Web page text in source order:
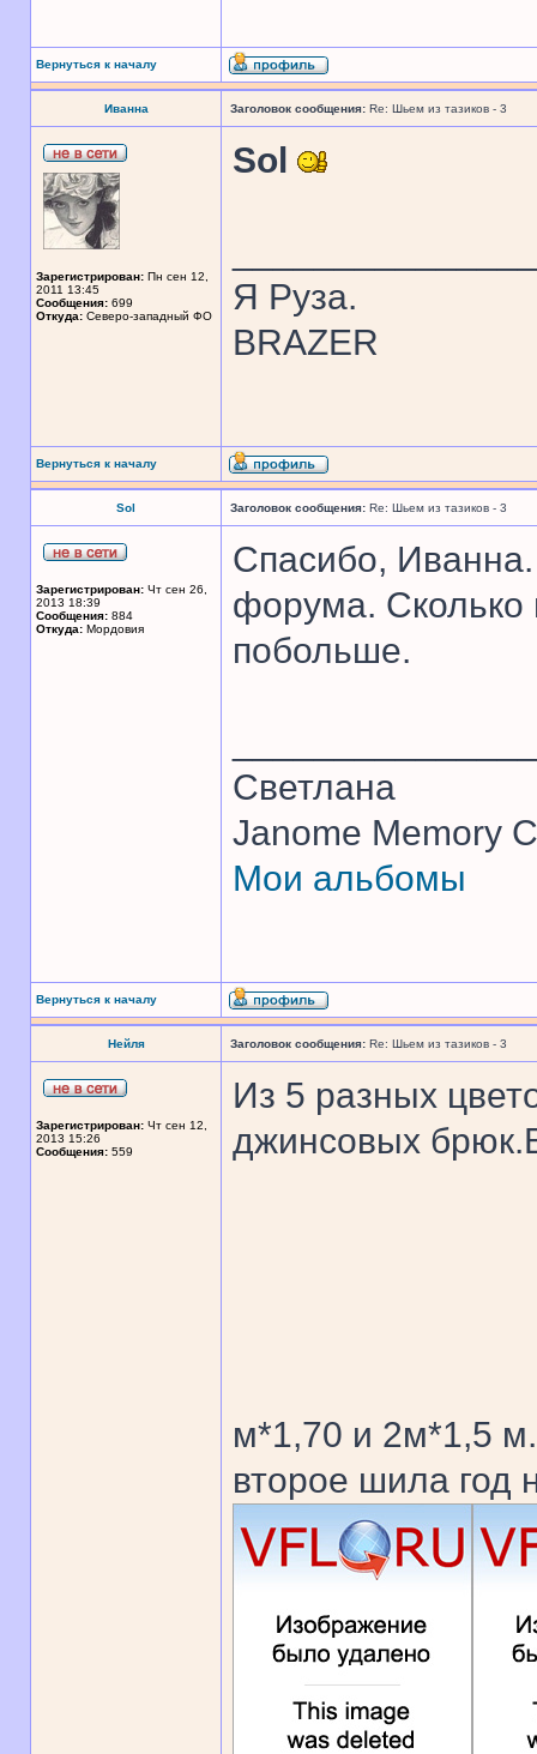
Вернуться к началу
Иванна Заголовок сообщения: Re: Шьем из тазиков - 3
Зарегистрирован: Пн сен 12,
2011 13:45
Сообщения: 699
Откуда: Северо-западный ФО
Sol
Я Руза.
BRAZER
Вернуться к началу
Sol Заголовок сообщения: Re: Шьем из тазиков - 3
Зарегистрирован: Чт сен 26,
2013 18:39
Сообщения: 884
Откуда: Мордовия
Спасибо,
форума. Сколько
побольше.
Светлана
Janome Memory
Мои альбомы
Вернуться к началу
Нейля Заголовок сообщения: Re: Шьем из тазиков - 3
Зарегистрирован: Чт сен 12,
2013 15:26
Сообщения: 559
Из 5 разных
джинсовых
м*1,70 и 2м*1,5 м.
второе шила год